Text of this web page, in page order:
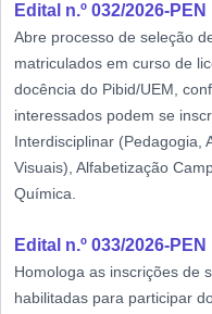
Edital n.º 032/2026-PEN
Abre processo de seleção
matriculados em curso de
docência do Pibid/UEM,
interessados podem se
Interdisciplinar (Pedagogia,
Visuais), Alfabetização
Química.
Edital n.º 033/2026-PEN
Homologa as inscrições de
habilitadas para participar